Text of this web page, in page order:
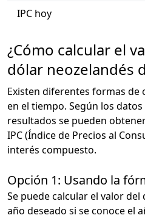
IPC hoy
¿Cómo calcular el
dólar neozelandés
Existen diferentes formas de
en el tiempo. Según los
resultados se pueden
IPC (Índice de Precios al
interés compuesto.
Opción 1: Usando la
Se puede calcular el valor
año deseado si se conoce el